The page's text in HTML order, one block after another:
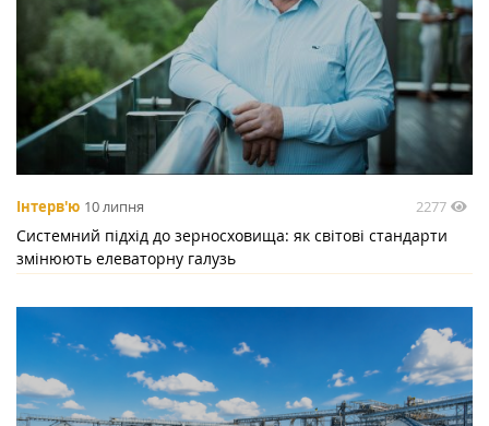
Інтерв'ю 10 липня 2277
Системний підхід до зерносховища: як світові стандарти
змінюють елеваторну галузь